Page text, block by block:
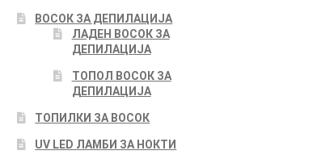
ВОСОК ЗА ДЕПИЛАЦИЈА
ЛАДЕН ВОСОК ЗА
ДЕПИЛАЦИЈА
ТОПОЛ ВОСОК ЗА
ДЕПИЛАЦИЈА
ТОПИЛКИ ЗА ВОСОК
UV LED ЛАМБИ ЗА НОКТИ